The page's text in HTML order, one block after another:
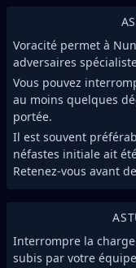
Voracité permet à
adversaires
Vous pouvez
au moins quelques
portée.
Il est souvent
néfastes initiale ait
Retenez-vous avant
Interrompre la
subis par votre